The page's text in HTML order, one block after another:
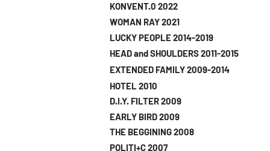
KONVENT.0 2022
WOMAN RAY 2021
LUCKY PEOPLE 2014-2019
HEAD and SHOULDERS 2011-2015
EXTENDED FAMILY 2009-2014
HOTEL 2010
D.I.Y. FILTER 2009
EARLY BIRD 2009
THE BEGGINING 2008
POLITI+C 2007